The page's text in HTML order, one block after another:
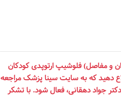
و مفاصل) فلوشیپ ارتوپدی کودکان
دهید که به سایت سینا پزشک مراجعه
جواد دهقانی، فعال شود. با تشکر